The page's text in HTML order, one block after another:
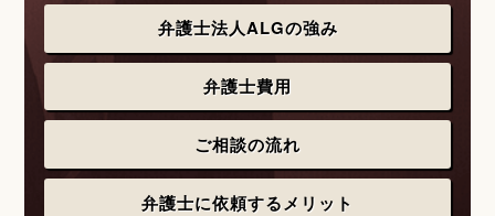
弁護士法人ALGの強み
弁護士費用
ご相談の流れ
弁護士に依頼するメリット